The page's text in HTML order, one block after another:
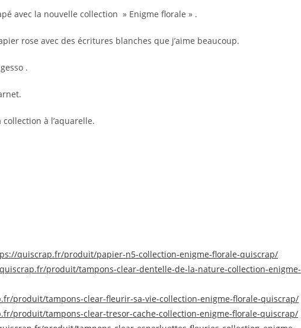
avec la nouvelle collection » Enigme florale » .
rose avec des écritures blanches que j’aime beaucoup.
.
à l’aquarelle.
quiscrap.fr/produit/papier-n5-collection-enigme-florale-quiscrap/
produit/tampons-clear-dentelle-de-la-nature-collection-enigme-
produit/tampons-clear-fleurir-sa-vie-collection-enigme-florale-quiscrap/
produit/tampons-clear-tresor-cache-collection-enigme-florale-quiscrap/